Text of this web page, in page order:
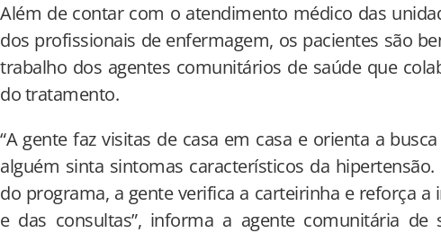
Além de contar com o atendimento médico das
dos profissionais de enfermagem, os pacientes são
trabalho dos agentes comunitários de saúde que
do tratamento.
“A gente faz visitas de casa em casa e orienta a
alguém sinta sintomas característicos da
do programa, a gente verifica a carteirinha e reforça
e das consultas”, informa a agente comunitária de